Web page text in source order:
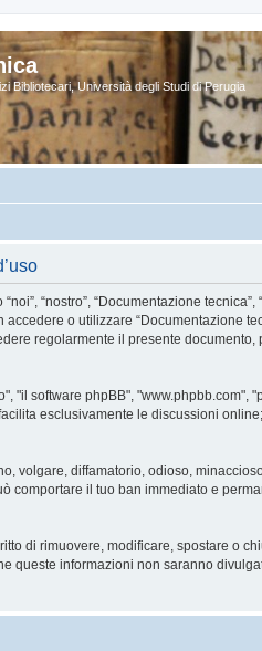
Bibliotecari, Università degli Studi di Perugia
“nostro”, “Documentazione
o utilizzare “Documentazione
regolarmente il presente
"il software phpBB",
esclusivamente le discussioni
volgare, diffamatorio, odioso,
il tuo ban immediato e
di rimuovere, modificare, spostare o
queste informazioni non saranno